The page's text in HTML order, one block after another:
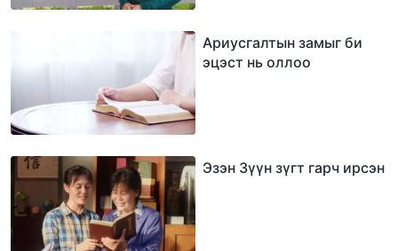
Ариусгалтын замыг би
эцэст нь оллоо
Эзэн Зүүн зүгт гарч ирсэн